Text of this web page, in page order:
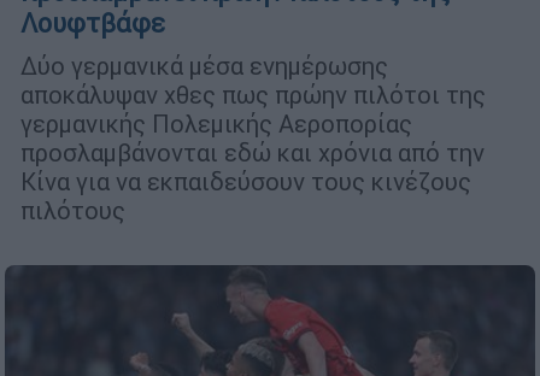
Λουφτβάφε
Δύο γερμανικά μέσα ενημέρωσης
αποκάλυψαν χθες πως πρώην πιλότοι της
γερμανικής Πολεμικής Αεροπορίας
προσλαμβάνονται εδώ και χρόνια από την
Κίνα για να εκπαιδεύσουν τους κινέζους
πιλότους